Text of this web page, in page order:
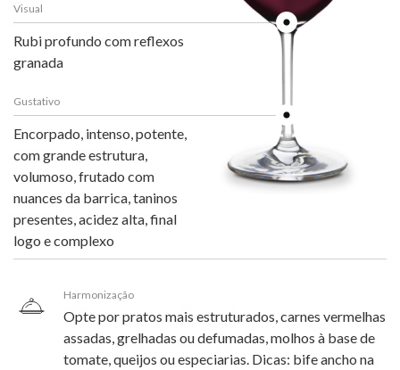
Visual
Rubi profundo com reflexos
granada
Gustativo
Encorpado, intenso, potente,
com grande estrutura,
volumoso, frutado com
nuances da barrica, taninos
presentes, acidez alta, final
logo e complexo
Harmonização
Opte por pratos mais estruturados, carnes vermelhas
assadas, grelhadas ou defumadas, molhos à base de
tomate, queijos ou especiarias. Dicas: bife ancho na